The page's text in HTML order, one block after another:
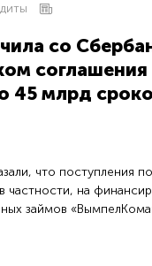
со
соглашения
45 млрд
что поступления
частности, на
займов